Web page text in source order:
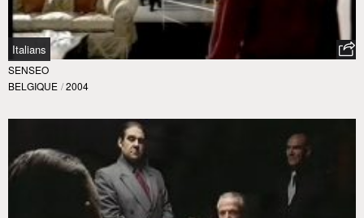
Italians
SENSEO
BELGIQUE / 2004